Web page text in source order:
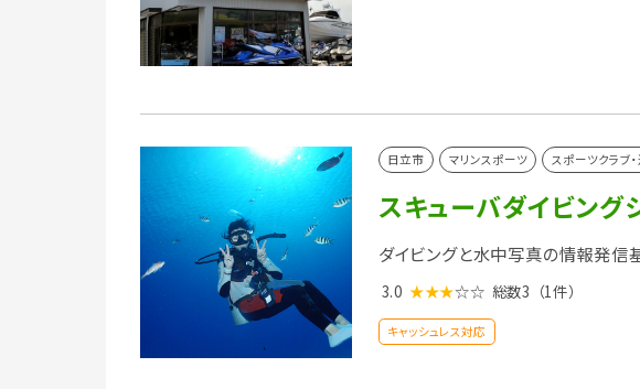
日立市 マリンスポーツ スポーツクラブ
スキューバダイビング
ダイビングと水中写真の情報発信
3.0 ★★★☆☆ 総数3 （1件）
キャッシュレス対応